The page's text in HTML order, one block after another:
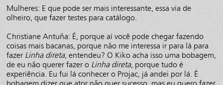
Mulheres: E que pode ser mais interessante, essa via de
olheiro, que fazer testes para catálogo.
Christiane Antuña: É, porque aí você pode chegar fazendo
coisas mais bacanas, porque não me interessa ir para lá para
fazer Linha direta, entendeu? O Kiko acha isso uma bobagem,
de eu não querer fazer o Linha direta, porque tudo é
experiência. Eu fui lá conhecer o Projac, já andei por lá. É